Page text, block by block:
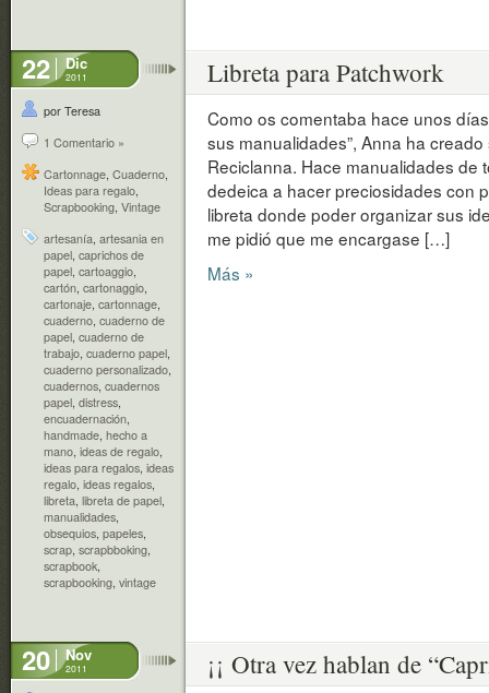
22 Dic
2011
por Teresa
1 Comentario »
Cartonnage, Cuaderno,
Ideas para regalo,
Scrapbooking, Vintage
artesanía, artesania en
papel, caprichos de
papel, cartoaggio,
cartón, cartonaggio,
cartonaje, cartonnage,
cuaderno, cuaderno de
papel, cuaderno de
trabajo, cuaderno papel,
cuaderno personalizado,
cuadernos, cuadernos
papel, distress,
encuadernación,
handmade, hecho a
mano, ideas de regalo,
ideas para regalos, ideas
regalo, ideas regalos,
libreta, libreta de papel,
manualidades,
obsequios, papeles,
scrap, scrapbboking,
scrapbook,
scrapbooking, vintage
Libreta para Patchwork
Como os comentaba hace unos
sus manualidades”, Anna ha
Reciclanna. Hace manualidades de
dedeica a hacer preciosidades con
libreta donde poder organizar sus
me pidió que me encargase […]
Más »
20 Nov
2011 ¡¡ Otra vez hablan de